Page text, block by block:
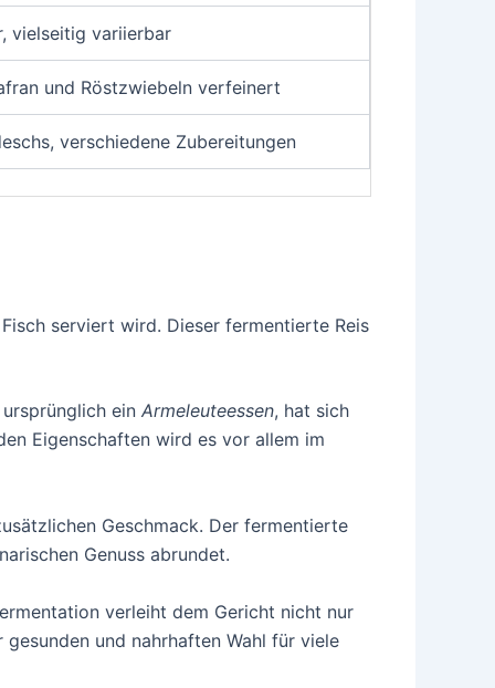
vielseitig variierbar
und Röstzwiebeln verfeinert
verschiedene Zubereitungen
serviert wird. Dieser fermentierte Reis
ein Armeleuteessen, hat sich
Eigenschaften wird es vor allem im
Geschmack. Der fermentierte
Genuss abrundet.
verleiht dem Gericht nicht nur
und nahrhaften Wahl für viele